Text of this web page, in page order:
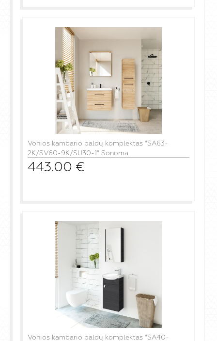
Vonios kambario baldų komplektas "SA63-
2K/SV60-9K/SU30-1" Sonoma
443.00 €
Vonios kambario baldų komplektas "SA40-